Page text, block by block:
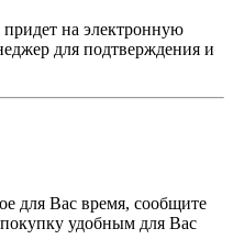
на электронную
для подтверждения и
для Вас время, сообщите
покупку удобным для Вас